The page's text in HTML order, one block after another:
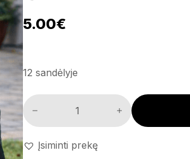
5.00€
12 sandėlyje
Sodo atliekų maišas 'Garden Pro
Įsiminti prekę